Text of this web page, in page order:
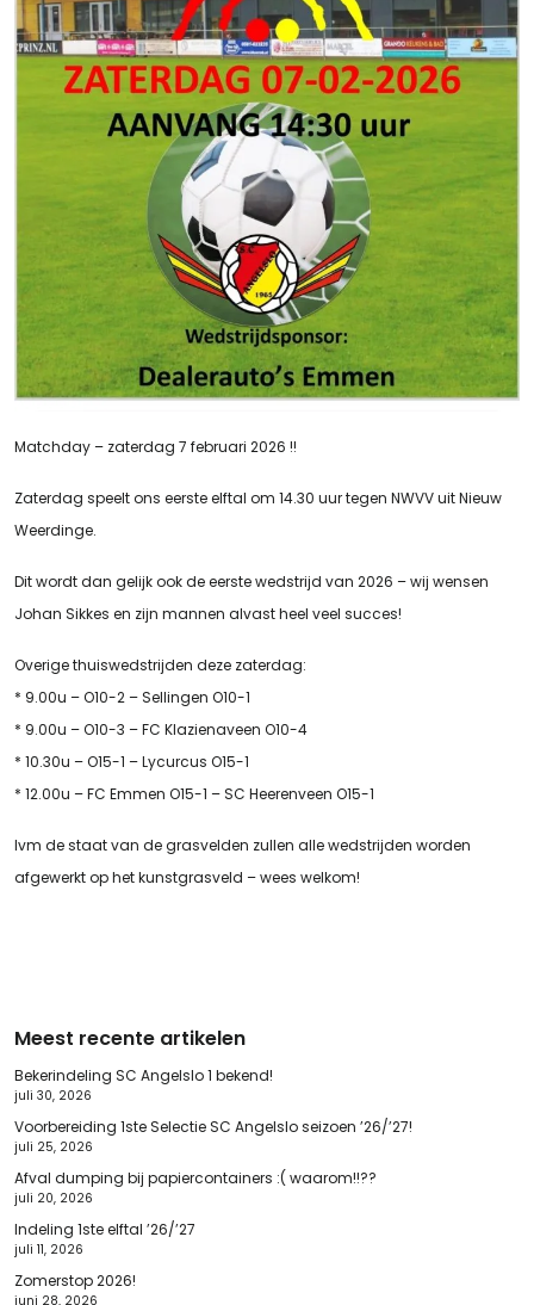
Matchday – zaterdag 7 februari 2026 !!
Zaterdag speelt ons eerste elftal om 14.30 uur tegen NWVV uit Nieuw
Weerdinge.
Dit wordt dan gelijk ook de eerste wedstrijd van 2026 – wij wensen
Johan Sikkes en zijn mannen alvast heel veel succes!
Overige thuiswedstrijden deze zaterdag:
* 9.00u – O10-2 – Sellingen O10-1
* 9.00u – O10-3 – FC Klazienaveen O10-4
* 10.30u – O15-1 – Lycurcus O15-1
* 12.00u – FC Emmen O15-1 – SC Heerenveen O15-1
Ivm de staat van de grasvelden zullen alle wedstrijden worden
afgewerkt op het kunstgrasveld – wees welkom!
Meest recente artikelen
Bekerindeling SC Angelslo 1 bekend!
juli 30, 2026
Voorbereiding 1ste Selectie SC Angelslo seizoen ’26/’27!
juli 25, 2026
Afval dumping bij papiercontainers :( waarom!!??
juli 20, 2026
Indeling 1ste elftal ’26/’27
juli 11, 2026
Zomerstop 2026!
juni 28, 2026